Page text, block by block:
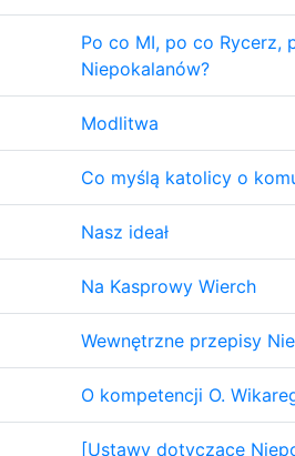
Po co MI, po co Rycerz,
Niepokalanów?
Modlitwa
Co myślą katolicy o
Nasz ideał
Na Kasprowy Wierch
Wewnętrzne przepisy
O kompetencji O.
[Ustawy dotyczące